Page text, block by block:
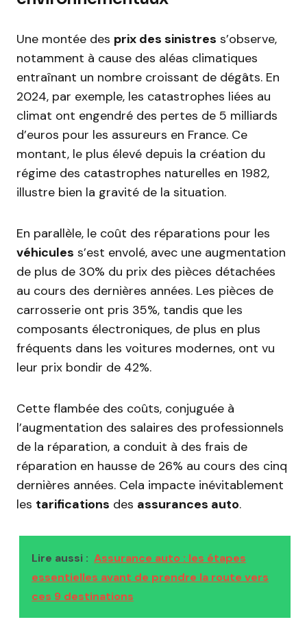
Une montée des prix des sinistres s’observe,
notamment à cause des aléas climatiques
entraînant un nombre croissant de dégâts. En
2024, par exemple, les catastrophes liées au
climat ont engendré des pertes de 5 milliards
d’euros pour les assureurs en France. Ce
montant, le plus élevé depuis la création du
régime des catastrophes naturelles en 1982,
illustre bien la gravité de la situation.
En parallèle, le coût des réparations pour les
véhicules s’est envolé, avec une augmentation
de plus de 30% du prix des pièces détachées
au cours des dernières années. Les pièces de
carrosserie ont pris 35%, tandis que les
composants électroniques, de plus en plus
fréquents dans les voitures modernes, ont vu
leur prix bondir de 42%.
Cette flambée des coûts, conjuguée à
l’augmentation des salaires des professionnels
de la réparation, a conduit à des frais de
réparation en hausse de 26% au cours des cinq
dernières années. Cela impacte inévitablement
les tarifications des assurances auto.
Lire aussi : Assurance auto : les étapes
essentielles avant de prendre la route vers
ces 9 destinations